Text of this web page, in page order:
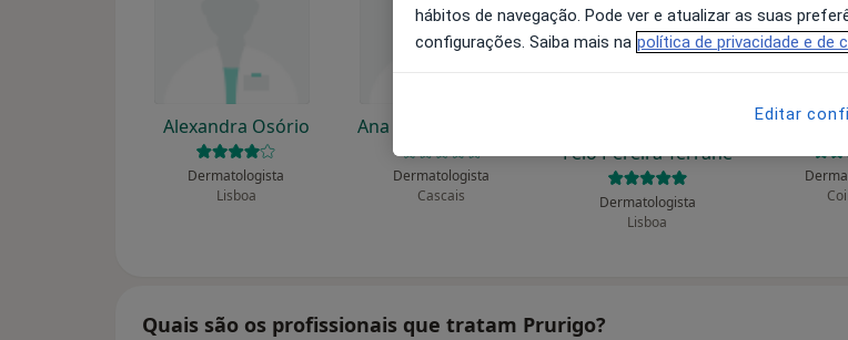
Alexandra Osório
Dermatologista
Lisboa
Ana Guerra Rodrigo
Dermatologista
Cascais
Feio Pereira Terrahe
Dermatologista
Lisboa
Ana
Quais são os profissionais que tratam Prurigo?
hábitos de navegação. Pode ver e atualizar as suas
configurações. Saiba mais na política de privacidade e de
Editar